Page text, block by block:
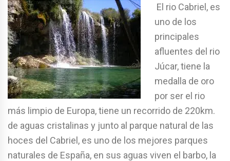
El rio Cabriel, es
uno de los
principales
afluentes del rio
Júcar, tiene la
medalla de oro
por ser el rio
más limpio de Europa, tiene un recorrido de 220km.
de aguas cristalinas y junto al parque natural de las
hoces del Cabriel, es uno de los mejores parques
naturales de España, en sus aguas viven el barbo, la